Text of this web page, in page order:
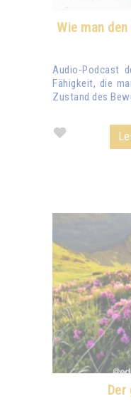
Wie man
Audio-Podcast
Fähigkeit, die
Zustand des
Der